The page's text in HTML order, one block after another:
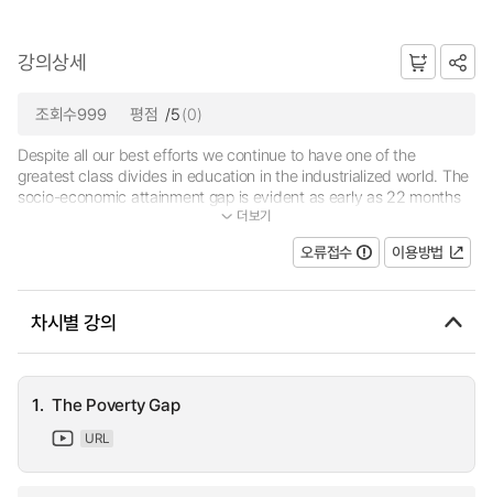
강의상세
조회수999 평점 /5(0)
Despite all our best efforts we continue to have one of the
greatest class divides in education in the industrialized world. The
socio-economic attainment gap is evident as early as 22 months
and widens as a child gets older and there is no change in the nu...
더보기
오류접수 이용방법
차시별 강의
1. The Poverty Gap
URL